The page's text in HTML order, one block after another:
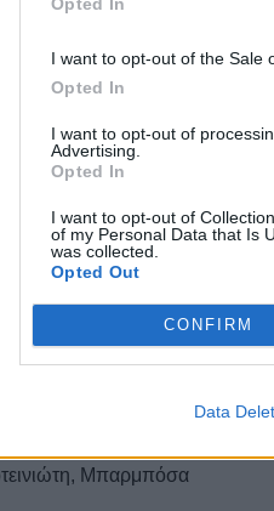
I want to opt-out of the Sale
Opted In
I want to opt-out of
Advertising.
Opted In
I want to opt-out of
of my Personal Data that Is
was collected.
Opted Out
CONFIRM
Data
να κοντράρουν την
ήττα με 0-5 στο γήπεδο του
διπλασίασετα τέρματά της. Η
Κιουρτσή, Σίμου,
Μπαρμπόσα